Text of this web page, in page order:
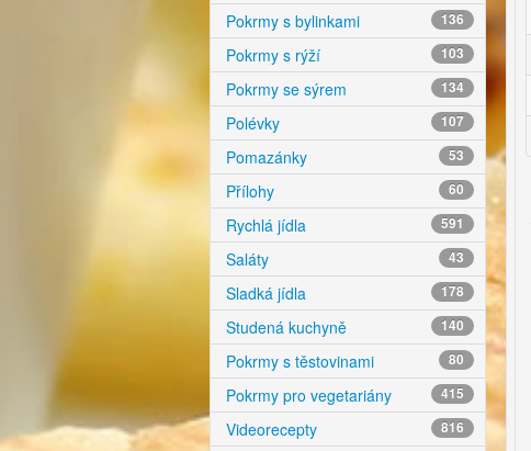
Pokrmy s bylinkami 136
Pokrmy s rýží 103
Pokrmy se sýrem 134
Polévky 107
Pomazánky 53
Přílohy 60
Rychlá jídla 591
Saláty 43
Sladká jídla 178
Studená kuchyně 140
Pokrmy s těstovinami 80
Pokrmy pro vegetariány 415
Videorecepty 816